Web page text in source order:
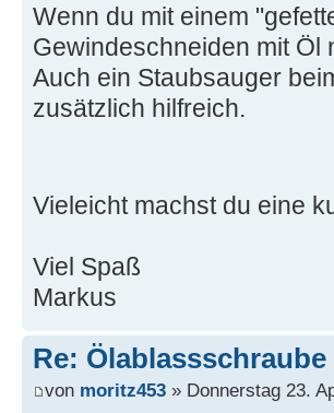
Wenn du mit einem
Gewindeschneiden mit Öl
Auch ein Staubsauger
zusätzlich hilfreich.
Vieleicht machst du eine
Viel Spaß
Markus
Re:
von moritz453 » Donnerstag 23.